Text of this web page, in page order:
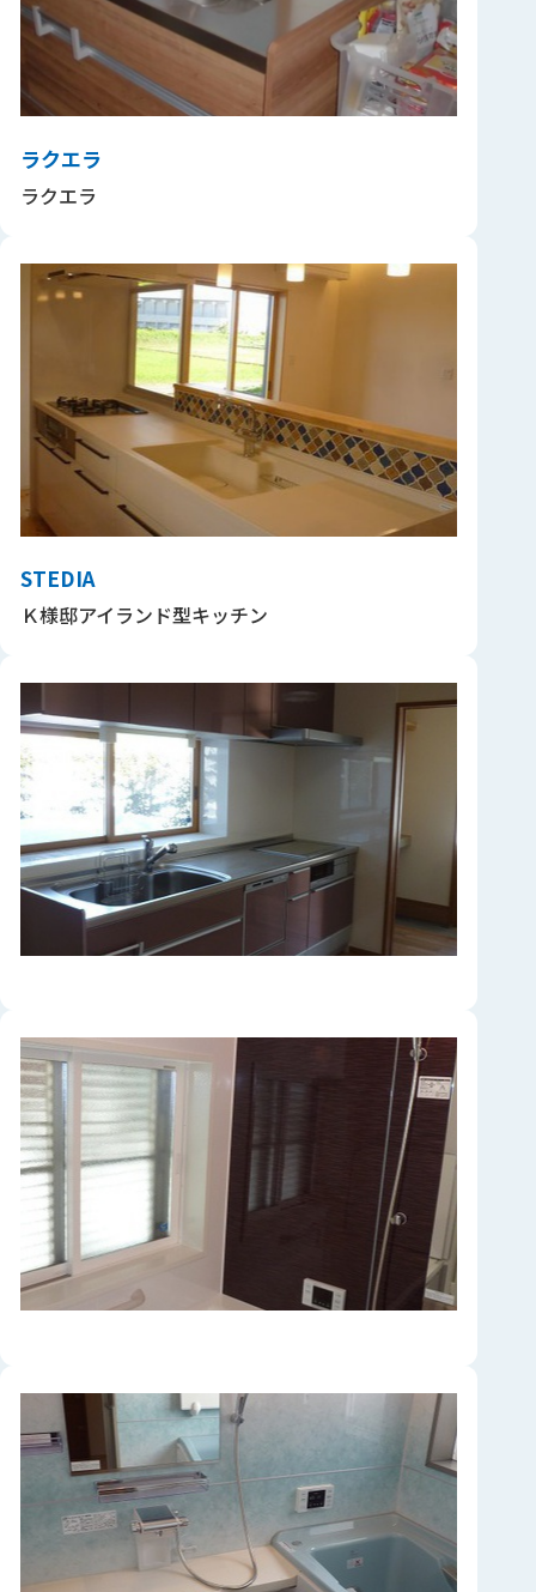
ラクエラ
ラクエラ
STEDIA
Ｋ様邸アイランド型キッチン